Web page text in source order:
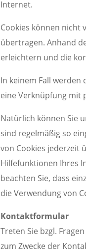
Internet.
Cookies können nicht
übertragen. Anhand
erleichtern und die
In keinem Fall
eine Verknüpfung mit
Natürlich können Sie
sind regelmäßig so
von Cookies jederzeit
Hilfefunktionen Ihres
beachten Sie, dass
die Verwendung von
Kontaktformular
Treten Sie bzgl.
zum Zwecke der